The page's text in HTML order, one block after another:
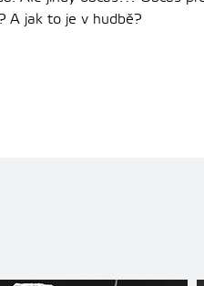
A jak to je v hudbě?